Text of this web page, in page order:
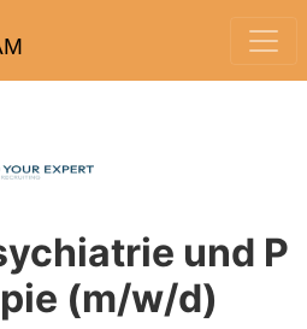
und P
(m/w/d)